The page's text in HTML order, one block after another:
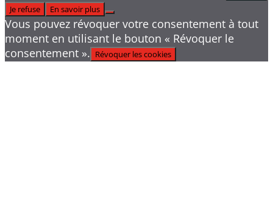
Je refuse
En savoir plus
Vous pouvez révoquer votre consentement à tout
moment en utilisant le bouton « Révoquer le
consentement ». Révoquer les cookies